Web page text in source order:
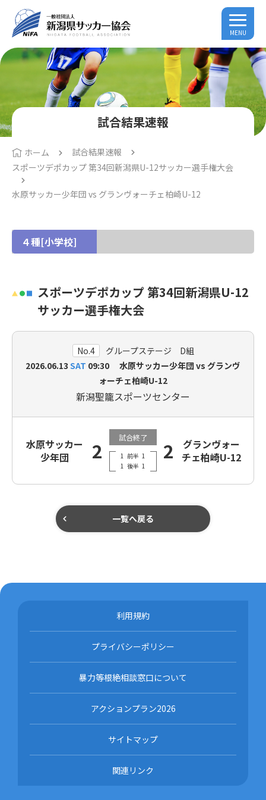
MENU
試合結果速報
ホーム
試合結果速報
スポーツデポカップ 第34回新潟県U-12サッカー選手権大会
水原サッカー少年団 vs グランヴォーチェ柏崎U-12
４種[小学校]
スポーツデポカップ 第34回新潟県U-12
サッカー選手権大会
No.4
グループステージ D組
2026.06.13 SAT 09:30 水原サッカー少年団 vs グランヴ
ォーチェ柏崎U-12
新潟聖籠スポーツセンター
水原サッカー
少年団
2
試合終了
1 前半 1
1 後半 1
2
グランヴォー
チェ柏崎U-12
一覧へ戻る
利用規約
プライバシーポリシー
暴力等根絶相談窓口について
アクションプラン2026
サイトマップ
関連リンク